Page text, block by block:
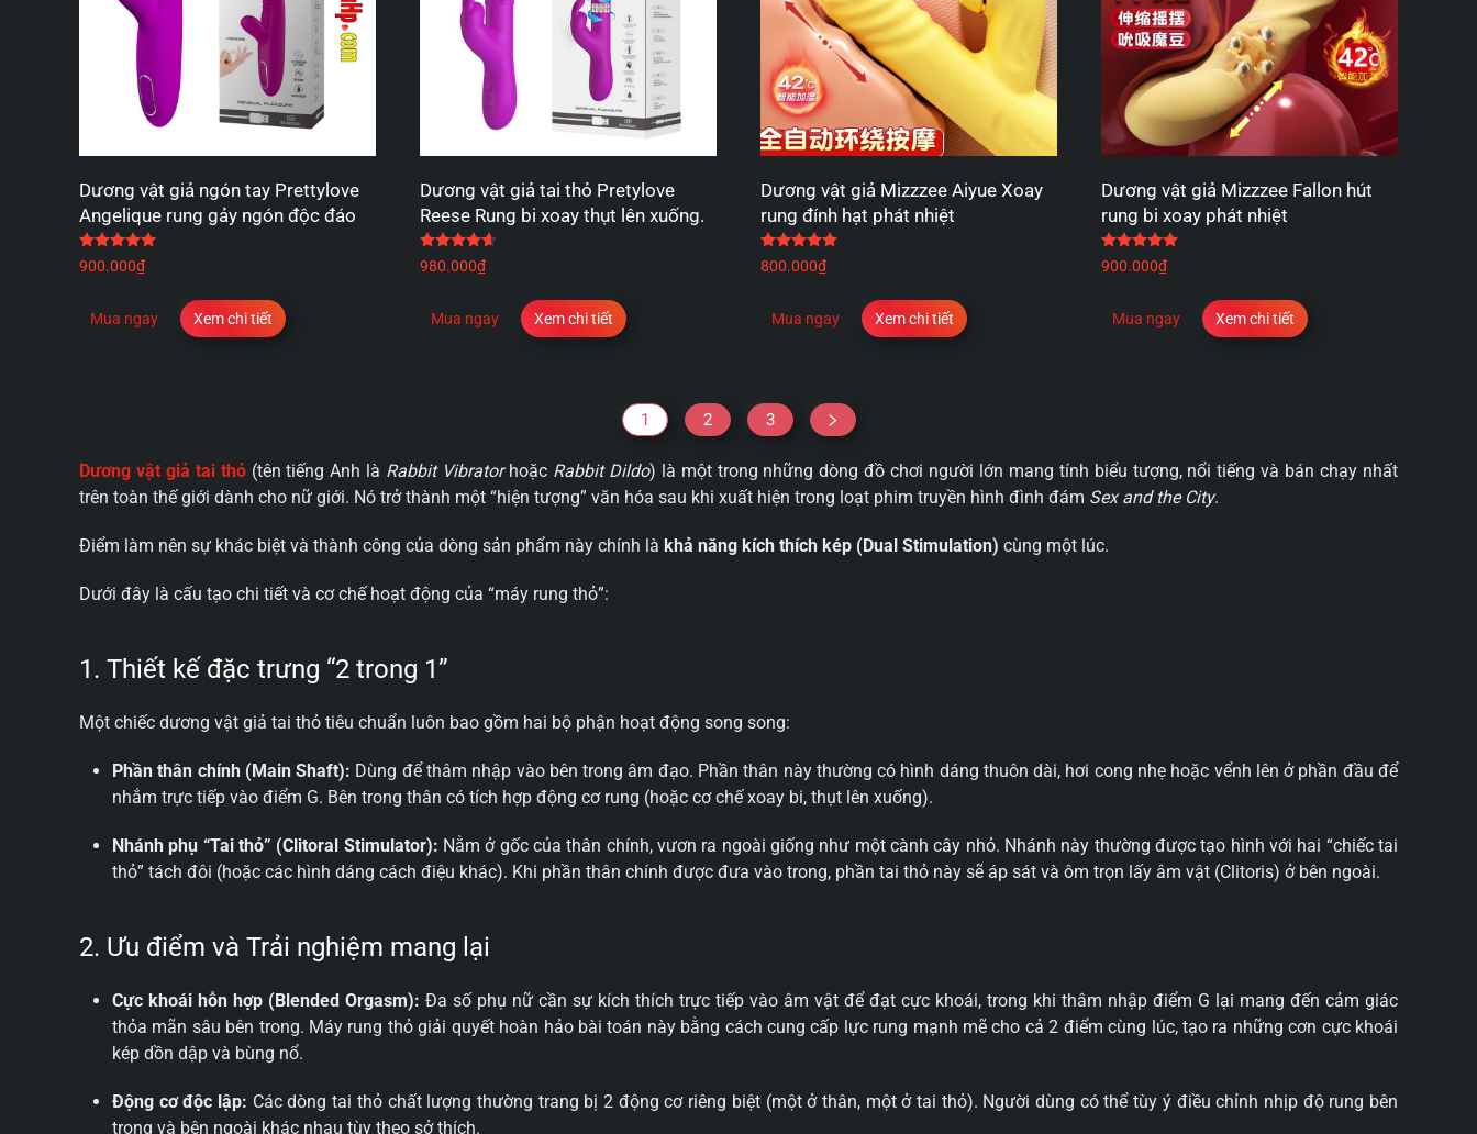
Dương vật giả ngón tay Prettylove
Angelique rung gảy ngón độc đáo
900.000₫
Mua ngay Xem chi tiết
Dương vật giả tai thỏ Pretylove
Reese Rung bi xoay thụt lên xuống.
980.000₫
Mua ngay Xem chi tiết
Dương vật giả Mizzzee Aiyue Xoay
rung đính hạt phát nhiệt
800.000₫
Mua ngay Xem chi tiết
Dương vật giả Mizzzee Fallon hút
rung bi xoay phát nhiệt
900.000₫
Mua ngay Xem chi tiết
1 2 3
Dương vật giả tai thỏ(tên tiếng Anh là Rabbit Vibratorhoặc Rabbit Dildo) là một trong những dòng đồ chơi người lớn mang tính biểu tượng, nổi tiếng và bán chạy nhất
trên toàn thế giới dành cho nữ giới. Nó trở thành một “hiện tượng” văn hóa sau khi xuất hiện trong loạt phim truyền hình đình đám Sex and the City.
Điểm làm nên sự khác biệt và thành công của dòng sản phẩm này chính là khả năng kích thích kép (Dual Stimulation) cùng một lúc.
Dưới đây là cấu tạo chi tiết và cơ chế hoạt động của “máy rung thỏ”:
1. Thiết kế đặc trưng “2 trong 1”
Một chiếc dương vật giả tai thỏ tiêu chuẩn luôn bao gồm hai bộ phận hoạt động song song:
Phần thân chính (Main Shaft): Dùng để thâm nhập vào bên trong âm đạo. Phần thân này thường có hình dáng thuôn dài, hơi cong nhẹ hoặc vểnh lên ở phần đầu để
nhắm trực tiếp vào điểm G. Bên trong thân có tích hợp động cơ rung (hoặc cơ chế xoay bi, thụt lên xuống).
Nhánh phụ “Tai thỏ” (Clitoral Stimulator): Nằm ở gốc của thân chính, vươn ra ngoài giống như một cành cây nhỏ. Nhánh này thường được tạo hình với hai “chiếc tai
thỏ” tách đôi (hoặc các hình dáng cách điệu khác). Khi phần thân chính được đưa vào trong, phần tai thỏ này sẽ áp sát và ôm trọn lấy âm vật (Clitoris) ở bên ngoài.
2. Ưu điểm và Trải nghiệm mang lại
Cực khoái hỗn hợp (Blended Orgasm): Đa số phụ nữ cần sự kích thích trực tiếp vào âm vật để đạt cực khoái, trong khi thâm nhập điểm G lại mang đến cảm giác
thỏa mãn sâu bên trong. Máy rung thỏ giải quyết hoàn hảo bài toán này bằng cách cung cấp lực rung mạnh mẽ cho cả 2 điểm cùng lúc, tạo ra những cơn cực khoái
kép dồn dập và bùng nổ.
Động cơ độc lập: Các dòng tai thỏ chất lượng thường trang bị 2 động cơ riêng biệt (một ở thân, một ở tai thỏ). Người dùng có thể tùy ý điều chỉnh nhịp độ rung bên
trong và bên ngoài khác nhau tùy theo sở thích.